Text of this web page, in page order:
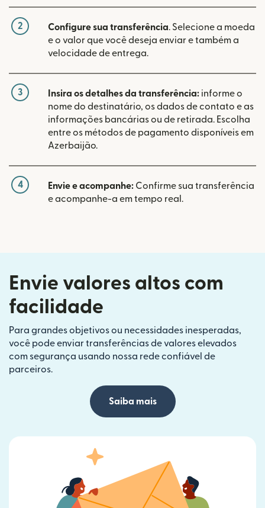
2 Configure sua transferência. Selecione a moeda
e o valor que você deseja enviar e também a
velocidade de entrega.
3 Insira os detalhes da transferência: informe o
nome do destinatário, os dados de contato e as
informações bancárias ou de retirada. Escolha
entre os métodos de pagamento disponíveis em
Azerbaijão.
4 Envie e acompanhe: Confirme sua transferência
e acompanhe-a em tempo real.
Envie valores altos com
facilidade
Para grandes objetivos ou necessidades inesperadas,
você pode enviar transferências de valores elevados
com segurança usando nossa rede confiável de
parceiros.
Saiba mais